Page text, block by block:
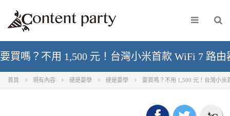
要買嗎？不用 1,500 元！台灣小米首款 WiFi 7 路
首頁 現有內容 硬是要學 硬是要學 要買嗎？不用 1,500 元！台灣小米